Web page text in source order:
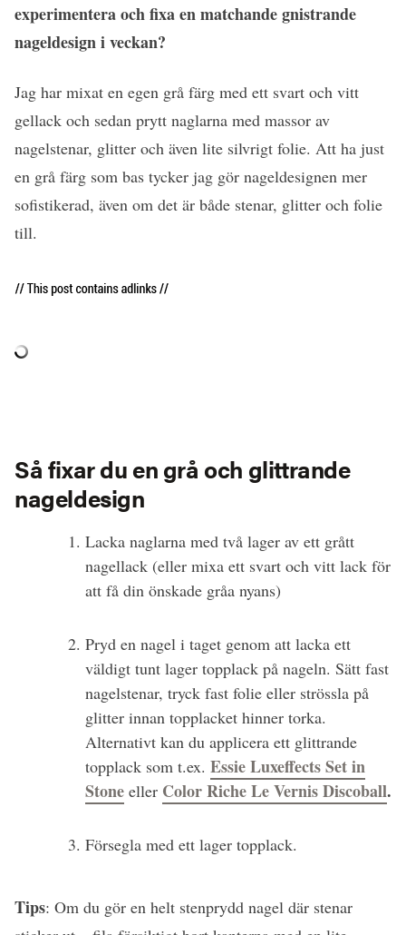
experimentera och fixa en matchande gnistrande
nageldesign i veckan?
Jag har mixat en egen grå färg med ett svart och vitt
gellack och sedan prytt naglarna med massor av
nagelstenar, glitter och även lite silvrigt folie. Att ha just
en grå färg som bas tycker jag gör nageldesignen mer
sofistikerad, även om det är både stenar, glitter och folie
till.
Så fixar du en grå och glittrande
nageldesign
Lacka naglarna med två lager av ett grått
nagellack (eller mixa ett svart och vitt lack för
att få din önskade gråa nyans)
Pryd en nagel i taget genom att lacka ett
väldigt tunt lager topplack på nageln. Sätt fast
nagelstenar, tryck fast folie eller strössla på
glitter innan topplacket hinner torka.
Alternativt kan du applicera ett glittrande
topplack som t.ex. Essie Luxeffects Set in
Stone eller Color Riche Le Vernis Discoball.
Försegla med ett lager topplack.
Tips: Om du gör en helt stenprydd nagel där stenar